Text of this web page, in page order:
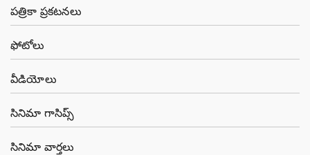
పత్రికా ప్రకటనలు
ఫోటోలు
వీడియోలు
సినిమా గాసిప్స్
సినిమా వార్తలు